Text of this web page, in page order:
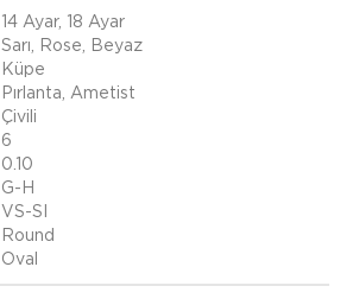
14 Ayar, 18 Ayar
Sarı, Rose, Beyaz
Küpe
Pırlanta, Ametist
Çivili
6
0.10
G-H
VS-SI
Round
Oval